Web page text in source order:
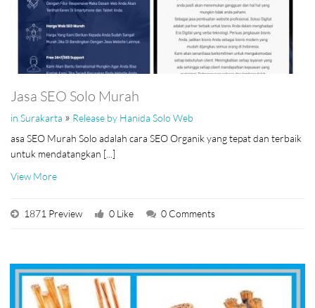
Jasa SEO Solo Murah
in Surakarta » Release by Hanida Solo Web
asa SEO Murah Solo adalah cara SEO Organik yang tepat dan terbaik
untuk mendatangkan [...]
View More
1871 Preview 0 Like 0 Comments